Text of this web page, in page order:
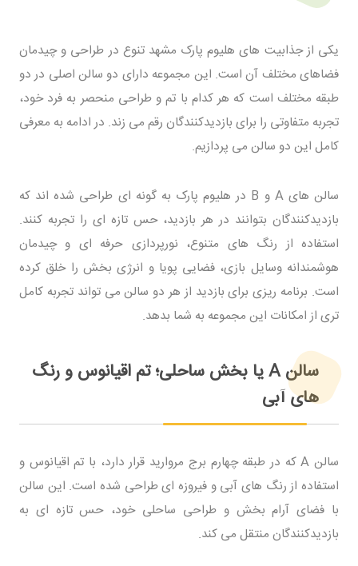
یکی از جذابیت های هلیوم پارک مشهد تنوع در طراحی و چیدمان
فضاهای مختلف آن است. این مجموعه دارای دو سالن اصلی در دو
طبقه مختلف است که هر کدام با تم و طراحی منحصر به فرد خود،
تجربه متفاوتی را برای بازدیدکنندگان رقم می زند. در ادامه به معرفی
کامل این دو سالن می پردازیم.
سالن های A و B در هلیوم پارک به گونه ای طراحی شده اند که
بازدیدکنندگان بتوانند در هر بازدید، حس تازه ای را تجربه کنند.
استفاده از رنگ های متنوع، نورپردازی حرفه ای و چیدمان
هوشمندانه وسایل بازی، فضایی پویا و انرژی بخش را خلق کرده
است. برنامه ریزی برای بازدید از هر دو سالن می تواند تجربه کامل
تری از امکانات این مجموعه به شما بدهد.
سالن A یا بخش ساحلی؛ تم اقیانوس و رنگ
های آبی
سالن A که در طبقه چهارم برج مروارید قرار دارد، با تم اقیانوس و
استفاده از رنگ های آبی و فیروزه ای طراحی شده است. این سالن
با فضای آرام بخش و طراحی ساحلی خود، حس تازه ای به
بازدیدکنندگان منتقل می کند.